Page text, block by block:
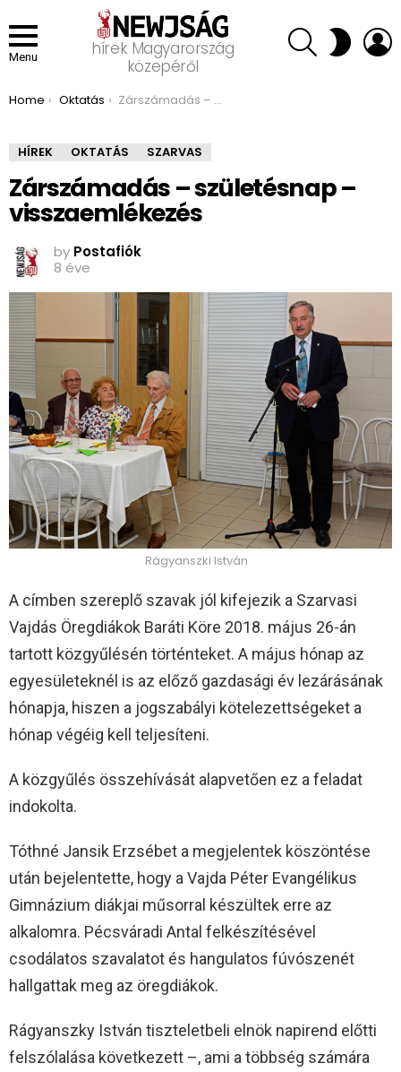
Menu
hírek Magyarország
közepéről
SEARCH SWITCH
SKIN
You are here:
Home Oktatás Zárszámadás – születésnap – visszaemlékezés
HÍREK OKTATÁS SZARVAS
Zárszámadás – születésnap –
visszaemlékezés
by Postafiók
8 éve
Rágyanszki István
A címben szereplő szavak jól kifejezik a Szarvasi
Vajdás Öregdiákok Baráti Köre 2018. május 26-án
tartott közgyűlésén történteket. A május hónap az
egyesületeknél is az előző gazdasági év lezárásának
hónapja, hiszen a jogszabályi kötelezettségeket a
hónap végéig kell teljesíteni.
A közgyűlés összehívását alapvetően ez a feladat
indokolta.
Tóthné Jansik Erzsébet a megjelentek köszöntése
után bejelentette, hogy a Vajda Péter Evangélikus
Gimnázium diákjai műsorral készültek erre az
alkalomra. Pécsváradi Antal felkészítésével
csodálatos szavalatot és hangulatos fúvószenét
hallgattak meg az öregdiákok.
Rágyanszky István tiszteletbeli elnök napirend előtti
felszólalása következett –, ami a többség számára